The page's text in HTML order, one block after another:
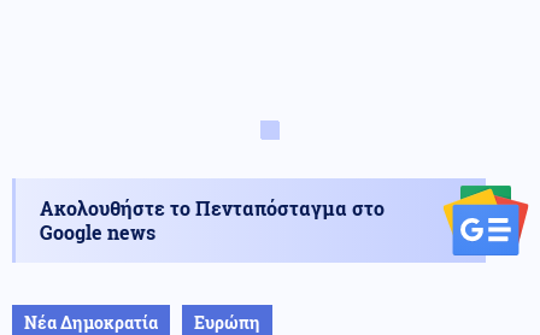
Ακολουθήστε το Πενταπόσταγμα στο
Google news
Νέα Δημοκρατία Ευρώπη